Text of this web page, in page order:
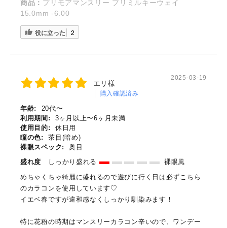
商品： プリモアマンスリー プリミルキーウェイ
15.0mm -6.00
役に立った 2
エリ様
購入確認済み
2025-03-19
年齢:
20代〜
利用期間:
3ヶ月以上〜6ヶ月未満
使用目的:
休日用
瞳の色:
茶目(暗め)
裸眼スペック:
奥目
盛れ度
しっかり盛れる
裸眼風
めちゃくちゃ綺麗に盛れるので遊びに行く日は必ずこちら
のカラコンを使用しています♡
イエベ春ですが違和感なくしっかり馴染みます！
特に花粉の時期はマンスリーカラコン辛いので、ワンデー